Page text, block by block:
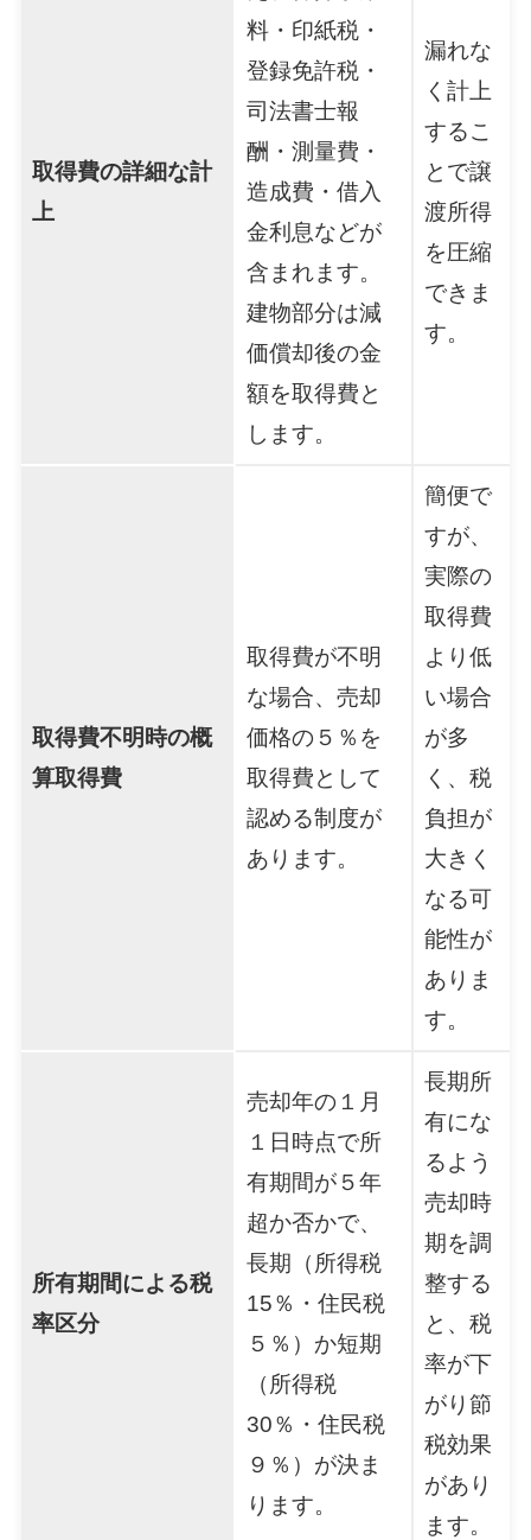
取得費の詳細な計
上
料・印紙税・
登録免許税・
司法書士報
酬・測量費・
造成費・借入
金利息などが
含まれます。
建物部分は減
価償却後の金
額を取得費と
します。
漏れな
く計上
するこ
とで譲
渡所得
を圧縮
できま
す。
取得費不明時の概
算取得費
取得費が不明
な場合、売却
価格の５％を
取得費として
認める制度が
あります。
簡便で
すが、
実際の
取得費
より低
い場合
が多
く、税
負担が
大きく
なる可
能性が
ありま
す。
所有期間による税
率区分
売却年の１月
１日時点で所
有期間が５年
超か否かで、
長期（所得税
15％・住民税
５％）か短期
（所得税
30％・住民税
９％）が決ま
ります。
長期所
有にな
るよう
売却時
期を調
整する
と、税
率が下
がり節
税効果
があり
ます。